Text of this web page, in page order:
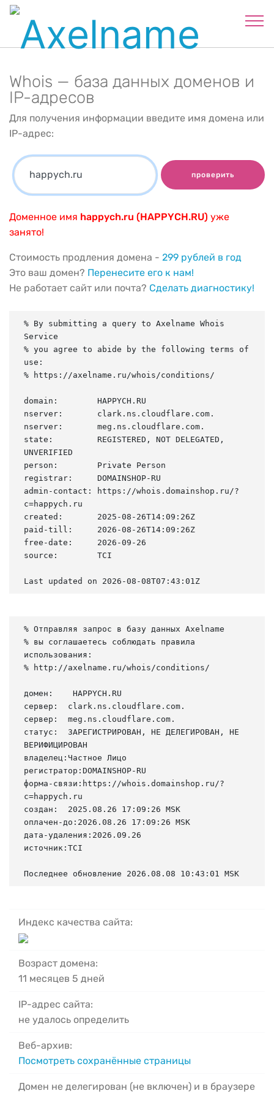
Whois — база данных доменов и
IP-адресов
Для получения информации введите имя домена или
IP-адрес:
проверить
Доменное имя happych.ru (HAPPYCH.RU) уже
занято!
Стоимость продления домена - 299 рублей в год
Это ваш домен? Перенесите его к нам!
Не работает сайт или почта? Сделать диагностику!
% By submitting a query to Axelname Whois
Service
% you agree to abide by the following terms of
use:
% https://axelname.ru/whois/conditions/
domain:        HAPPYCH.RU
nserver:       clark.ns.cloudflare.com.
nserver:       meg.ns.cloudflare.com.
state:         REGISTERED, NOT DELEGATED,
UNVERIFIED
person:        Private Person
registrar:     DOMAINSHOP-RU
admin-contact: https://whois.domainshop.ru/?
c=happych.ru
created:       2025-08-26T14:09:26Z
paid-till:     2026-08-26T14:09:26Z
free-date:     2026-09-26
source:        TCI
Last updated on 2026-08-08T07:43:01Z
% Отправляя запрос в базу данных Axelname
% вы соглашаетесь соблюдать правила
использования:
% http://axelname.ru/whois/conditions/
домен:    HAPPYCH.RU
сервер:  clark.ns.cloudflare.com.
сервер:  meg.ns.cloudflare.com.
статус:  ЗАРЕГИСТРИРОВАН, НЕ ДЕЛЕГИРОВАН, НЕ
ВЕРИФИЦИРОВАН
владелец:Частное Лицо
регистратор:DOMAINSHOP-RU
форма-связи:https://whois.domainshop.ru/?
c=happych.ru
создан:  2025.08.26 17:09:26 MSK
оплачен-до:2026.08.26 17:09:26 MSK
дата-удаления:2026.09.26
источник:TCI
Последнее обновление 2026.08.08 10:43:01 MSK
Индекс качества сайта:
Возраст домена:
11 месяцев 5 дней
IP-адрес сайта:
не удалось определить
Веб-архив:
Посмотреть сохранённые страницы
Домен не делегирован (не включен) и в браузере